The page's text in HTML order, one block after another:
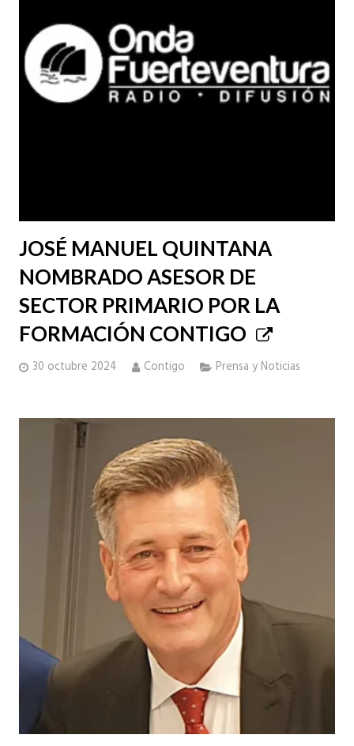
JOSÉ MANUEL QUINTANA
NOMBRADO ASESOR DE
SECTOR PRIMARIO POR LA
FORMACIÓN CONTIGO
30 octubre 2024 Contigo Prensa y Noticias